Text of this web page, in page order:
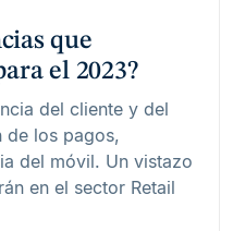
que
el 2023?
del cliente y del
de los pagos,
del móvil. Un vistazo
en el sector Retail